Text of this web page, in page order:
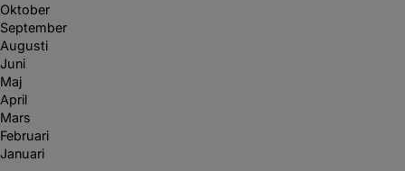
Oktober
September
Augusti
Juni
Maj
April
Mars
Februari
Januari